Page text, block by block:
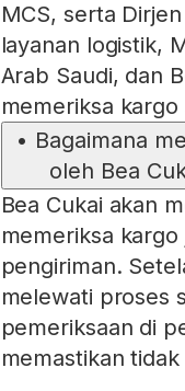
MCS, serta
layanan logistik,
Arab Saudi, dan
memeriksa
• Bagaimana
oleh Bea
Bea Cukai akan
memeriksa
pengiriman.
melewati proses
pemeriksaan di
memastikan